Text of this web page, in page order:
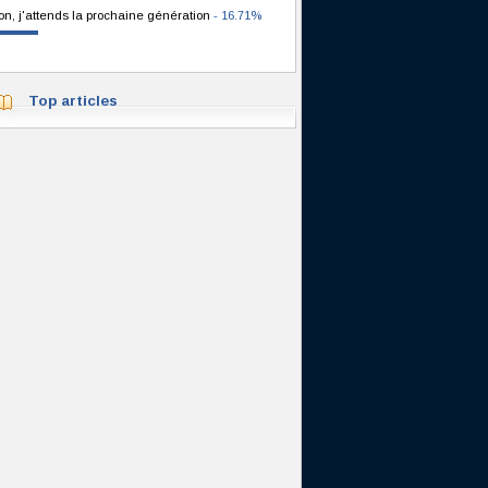
j'attends la prochaine génération - 16.71%
Top articles